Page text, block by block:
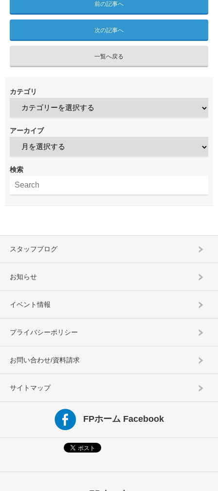
前の記事へ
次の記事へ
一覧へ戻る
カテゴリ
アーカイブ
検索
スタッフブログ
お知らせ
イベント情報
プライバシーポリシー
お問い合わせ/資料請求
サイトマップ
FPホーム Facebook